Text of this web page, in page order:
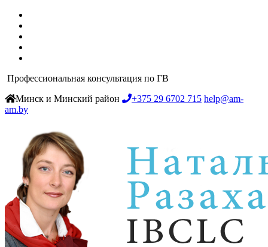
Профессиональная консультация по ГВ
Минск и Минский район
+375 29 6702 715 help@am-
am.by